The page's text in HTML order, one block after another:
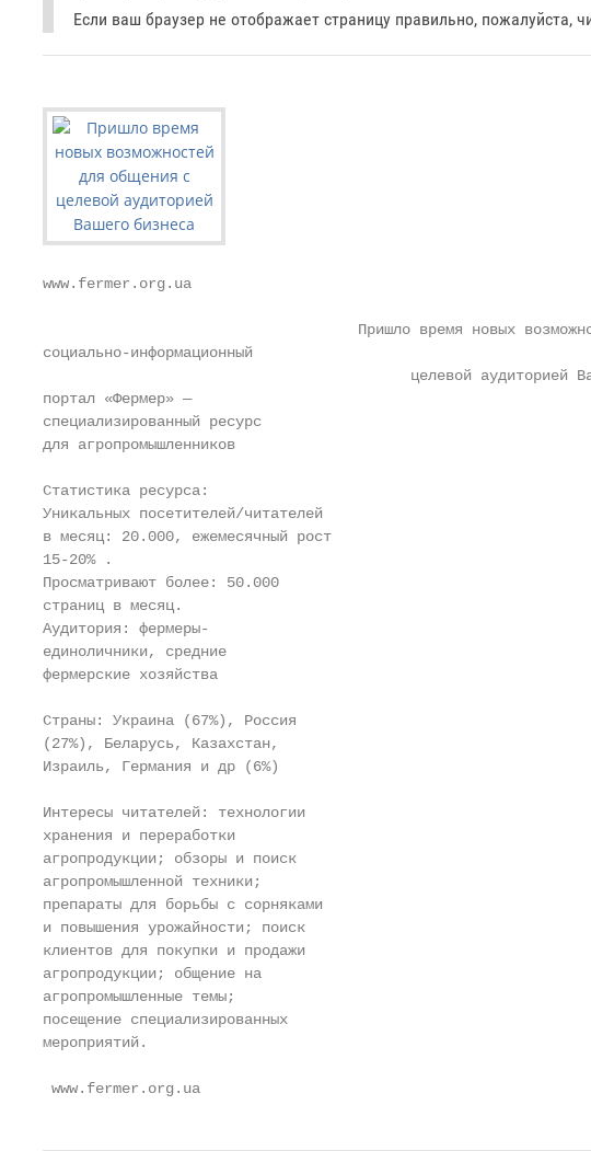
Если ваш браузер не отображает страницу правильно, пожалуйста,
www.fermer.org.ua
Пришло время новых
социально-информационный
целевой аудиторией
портал «Фермер» —
специализированный ресурс
для агропромышленников
Статистика ресурса:
Уникальных посетителей/читателей
в месяц: 20.000, ежемесячный рост
15-20% .
Просматривают более: 50.000
страниц в месяц.
Аудитория: фермеры-
единоличники, средние
фермерские хозяйства
Страны: Украина (67%), Россия
(27%), Беларусь, Казахстан,
Израиль, Германия и др (6%)
Интересы читателей: технологии
хранения и переработки
агропродукции; обзоры и поиск
агропромышленной техники;
препараты для борьбы с сорняками
и повышения урожайности; поиск
клиентов для покупки и продажи
агропродукции; общение на
агропромышленные темы;
посещение специализированных
мероприятий.
www.fermer.org.ua